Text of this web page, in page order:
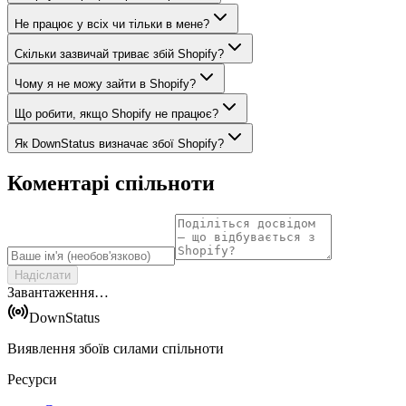
Не працює у всіх чи тільки в мене?
Скільки зазвичай триває збій Shopify?
Чому я не можу зайти в Shopify?
Що робити, якщо Shopify не працює?
Як DownStatus визначає збої Shopify?
Коментарі спільноти
Надіслати
Завантаження…
DownStatus
Виявлення збоїв силами спільноти
Ресурси